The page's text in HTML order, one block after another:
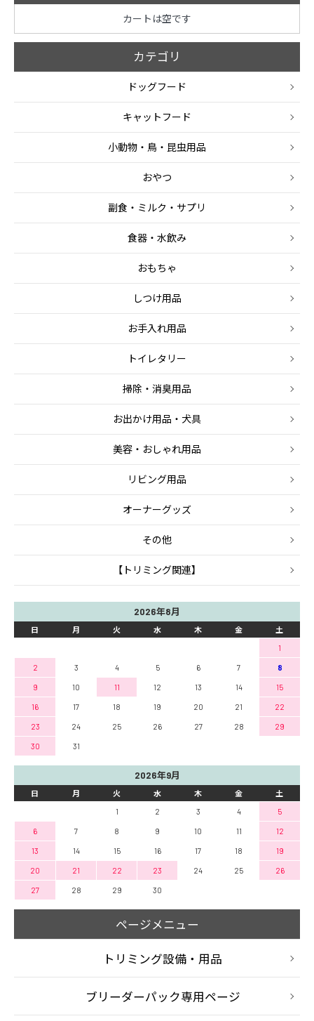
カートは空です
カテゴリ
ドッグフード
キャットフード
小動物・鳥・昆虫用品
おやつ
副食・ミルク・サプリ
食器・水飲み
おもちゃ
しつけ用品
お手入れ用品
トイレタリー
掃除・消臭用品
お出かけ用品・犬具
美容・おしゃれ用品
リビング用品
オーナーグッズ
その他
【トリミング関連】
2026年8月
日 月 火 水 木 金
土
1
2 3 4 5 6 7 8
9 10 11 12 13 14 15
16 17 18 19 20 21 22
23 24 25 26 27 28 29
30 31
2026年9月
日 月 火 水 木 金
土
1
2 3 4 5
6 7 8 9 10 11 12
13 14 15 16 17 18 19
20 21 22 23 24 25 26
27 28 29 30
ページメニュー
トリミング設備・用品
ブリーダーパック専用ページ